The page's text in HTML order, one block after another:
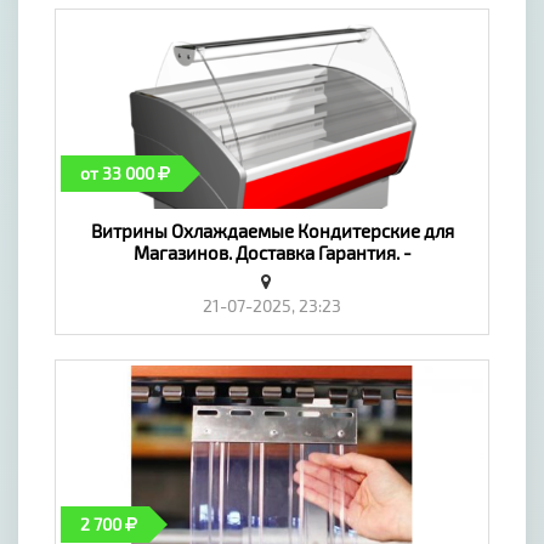
от 33 000
Витрины Охлаждаемые Кондитерские для
Магазинов. Доставка Гарантия. -
«Оборудование»
21-07-2025, 23:23
2 700